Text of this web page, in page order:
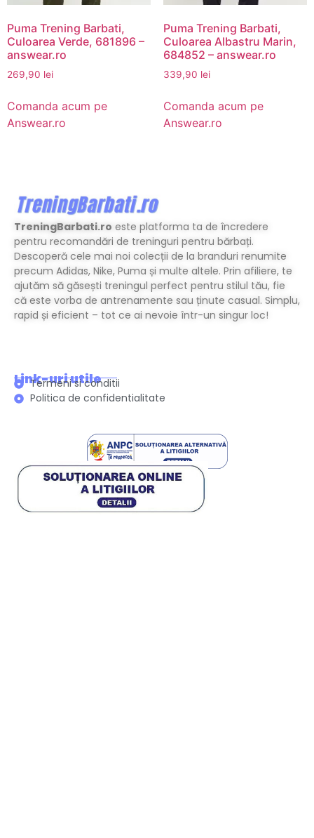
Puma Trening Barbati,
Culoarea Verde, 681896 –
answear.ro
269,90 lei
Comanda acum pe
Answear.ro
Puma Trening Barbati,
Culoarea Albastru Marin,
684852 – answear.ro
339,90 lei
Comanda acum pe
Answear.ro
TreningBarbati.ro este platforma ta de încredere
pentru recomandări de treninguri pentru bărbați.
Descoperă cele mai noi colecții de la branduri renumite
precum Adidas, Nike, Puma și multe altele. Prin afiliere, te
ajutăm să găsești treningul perfect pentru stilul tău, fie
că este vorba de antrenamente sau ținute casual. Simplu,
rapid și eficient – tot ce ai nevoie într-un singur loc!
Link-uri utile
Termeni si conditii
Politica de confidentialitate